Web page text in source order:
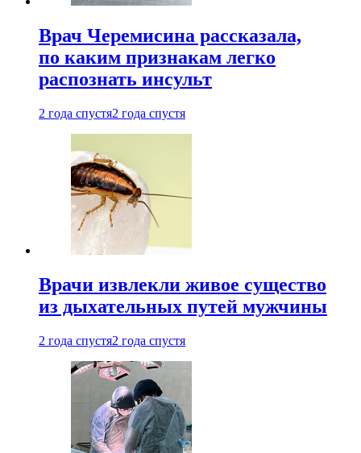
Врач Черемисина рассказала,
по каким признакам легко
распознать инсульт
2 года спустя2 года спустя
Врачи извлекли живое существо
из дыхательных путей мужчины
2 года спустя2 года спустя